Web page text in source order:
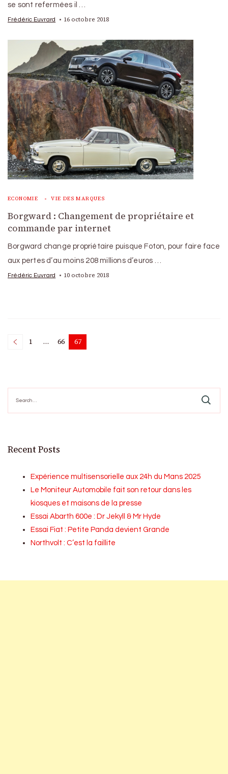
se sont refermées il …
Frédéric Euvrard 16 octobre 2018
ECONOMIE VIE DES MARQUES
Borgward : Changement de propriétaire et
commande par internet
Borgward change propriétaire puisque Foton, pour faire face
aux pertes d’au moins 208 millions d’euros …
Frédéric Euvrard 10 octobre 2018
Posts
Page
1 … Page
66 Page
67
for:
Recent Posts
Expérience multisensorielle aux 24h du Mans 2025
Le Moniteur Automobile fait son retour dans les
kiosques et maisons de la presse
Essai Abarth 600e : Dr Jekyll & Mr Hyde
Essai Fiat : Petite Panda devient Grande
Northvolt : C’est la faillite